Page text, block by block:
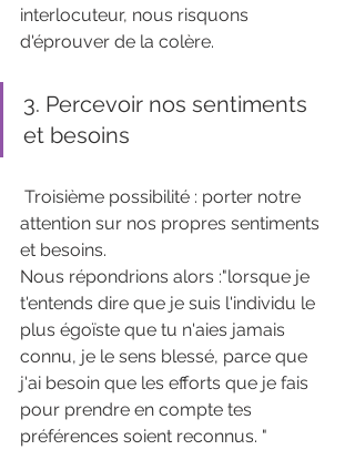
interlocuteur, nous risquons
d'éprouver de la colère.
3. Percevoir nos sentiments
et besoins
attention sur nos propres sentiments
et besoins.
Nous répondrions alors :"lorsque je
t'entends dire que je suis l'individu le
plus égoïste que tu n'aies jamais
connu, je le sens blessé, parce que
j'ai besoin que les efforts que je fais
pour prendre en compte tes
préférences soient reconnus. "